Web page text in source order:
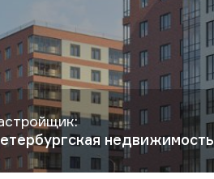
недвижимость